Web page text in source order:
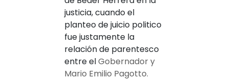
justicia, cuando el
planteo de juicio politico
fue justamente la
relación de parentesco
entre elGobernador y
Mario Emilio Pagotto.